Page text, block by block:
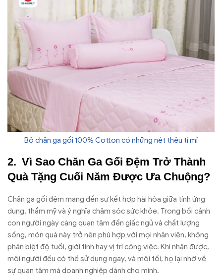
Bộ chăn ga gối 100% Cotton có những nét thêu tỉ mỉ
Vì Sao Chăn Ga Gối Đệm Trở Thành
Quà Tặng Cuối Năm Được Ưa Chuộng?
Chăn ga gối đệm mang đến sự kết hợp hài hòa giữa tính ứng
dụng, thẩm mỹ và ý nghĩa chăm sóc sức khỏe. Trong bối cảnh
con người ngày càng quan tâm đến giấc ngủ và chất lượng
sống, món quà này trở nên phù hợp với mọi nhân viên, không
phân biệt độ tuổi, giới tính hay vị trí công việc. Khi nhận được,
mỗi người đều có thể sử dụng ngay, và mỗi tối, họ lại nhớ về
sự quan tâm mà doanh nghiệp dành cho mình.